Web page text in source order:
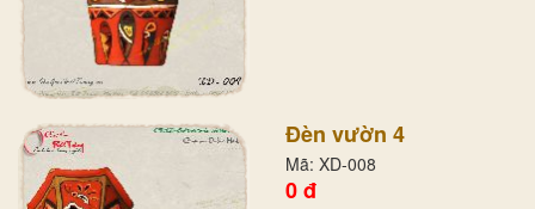
Đèn vườn 4
Mã: XD-008
0 đ